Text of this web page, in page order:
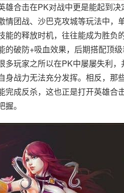
雄合击在PK对战中更是能起到
情团战、沙巴克攻城等玩法中
能的释放时机，往往能成为胜负
的破防+吸血效果，后期搭配顶
多玩家之所以在PK中屡屡失利
身战力无法充分发挥。相反，
完成反杀，这也正是打开英雄
。